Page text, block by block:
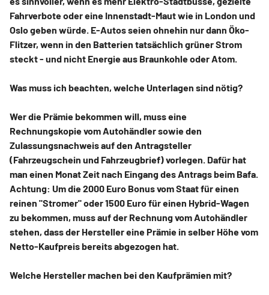
Fahrverbote oder eine Innenstadt-Maut wie in London und
Oslo geben würde. E-Autos seien ohnehin nur dann Öko-
Flitzer, wenn in den Batterien tatsächlich grüner Strom
steckt - und nicht Energie aus Braunkohle oder Atom.
Was muss ich beachten, welche Unterlagen sind nötig?
Wer die Prämie bekommen will, muss eine
Rechnungskopie vom Autohändler sowie den
Zulassungsnachweis auf den Antragsteller
(Fahrzeugschein und Fahrzeugbrief) vorlegen. Dafür hat
man einen Monat Zeit nach Eingang des Antrags beim Bafa.
Achtung: Um die 2000 Euro Bonus vom Staat für einen
reinen "Stromer" oder 1500 Euro für einen Hybrid-Wagen
zu bekommen, muss auf der Rechnung vom Autohändler
stehen, dass der Hersteller eine Prämie in selber Höhe vom
Netto-Kaufpreis bereits abgezogen hat.
Welche Hersteller machen bei den Kaufprämien mit?